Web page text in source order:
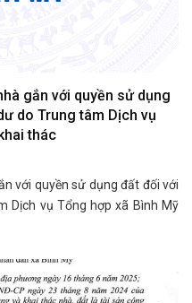
gắn với quyền sử dụng
do Trung tâm Dịch vụ
thác
với quyền sử dụng đất đối với
Dịch vụ Tổng hợp xã Bình Mỹ